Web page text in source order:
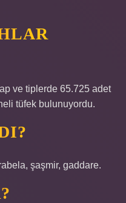
ve tiplerde 65.725 adet
tüfek bulunuyordu.
şaşmir, gaddare.